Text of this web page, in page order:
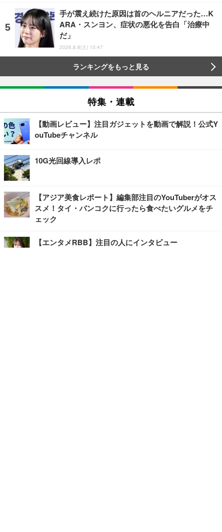
手が震え続けた原因は首のヘルニアだった…K
ARA・スンヨン、症状の悪化を告白「治療中
だ」
2026.8.8(土) 15:47
ランキングをもっと見る
特集・連載
【動画レビュー】注目ガジェットを動画で解説！公式Y
ouTubeチャンネル
10G光回線導入レポ
【アジア美食レポート】編集部注目のYouTuberがオス
スメ！タイ・バンコクに行ったら食べたいグルメをチ
ェック
【エンタメRBB】注目の人にインタビュー